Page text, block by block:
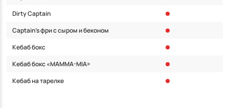
Dirty Captain
Captain’s фри с сыром и беконом
Кебаб бокс
Кебаб бокс «MAMMA-MIA»
Кебаб на тарелке